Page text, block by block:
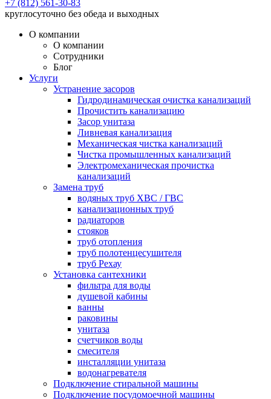
+7 (812) 561-30-83
круглосуточно без обеда и выходных
О компании
О компании
Сотрудники
Блог
Услуги
Устранение засоров
Гидродинамическая очистка канализаций
Прочистить канализацию
Засор унитаза
Ливневая канализация
Механическая чистка канализаций
Чистка промышленных канализаций
Электромеханическая прочистка
канализаций
Замена труб
водяных труб ХВС / ГВС
канализационных труб
радиаторов
стояков
труб отопления
труб полотенцесушителя
труб Рехау
Установка сантехники
фильтра для воды
душевой кабины
ванны
раковины
унитаза
счетчиков воды
смесителя
инсталляции унитаза
водонагревателя
Подключение стиральной машины
Подключение посудомоечной машины